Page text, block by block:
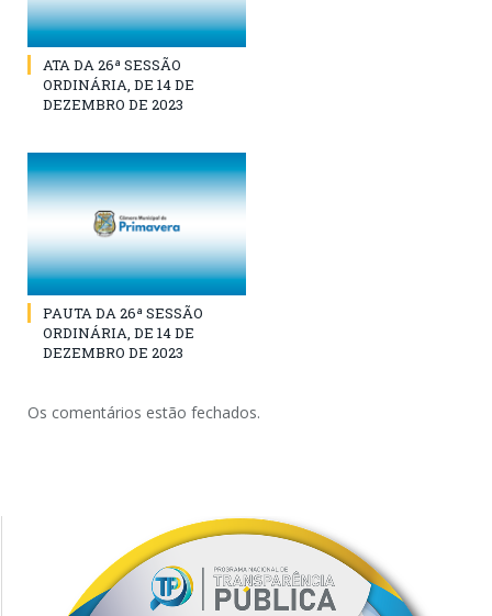
ATA DA 26ª SESSÃO
ORDINÁRIA, DE 14 DE
DEZEMBRO DE 2023
PAUTA DA 26ª SESSÃO
ORDINÁRIA, DE 14 DE
DEZEMBRO DE 2023
Os comentários estão fechados.